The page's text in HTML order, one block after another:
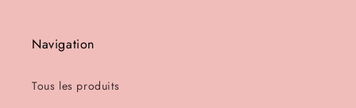
Navigation
Tous les produits